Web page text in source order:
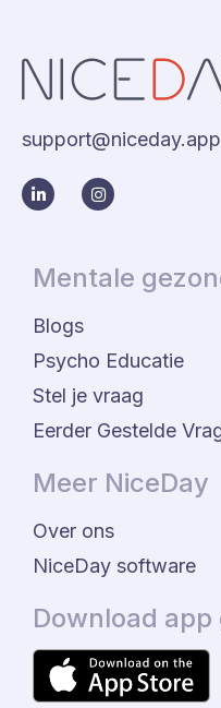
support@niceday.app
Mentale
Blogs
Psycho Educatie
Stel je vraag
Eerder Gestelde
Meer NiceDay
Over ons
NiceDay software
Download app